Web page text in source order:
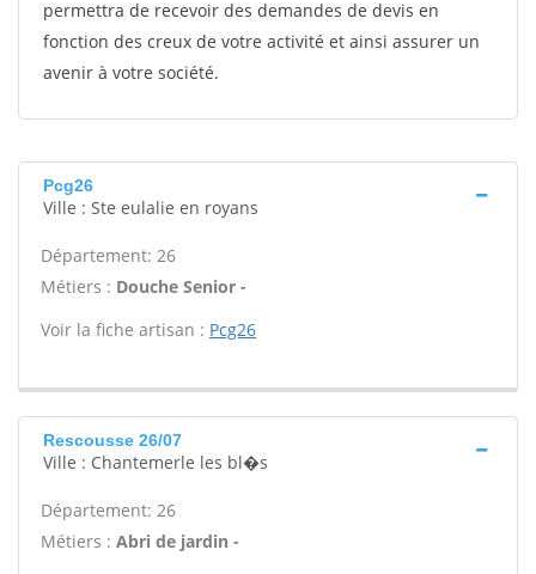
permettra de recevoir des demandes de devis en
fonction des creux de votre activité et ainsi assurer un
avenir à votre société.
Pcg26
Ville : Ste eulalie en royans
Département: 26
Métiers : Douche Senior -
Voir la fiche artisan : Pcg26
Rescousse 26/07
Ville : Chantemerle les bl�s
Département: 26
Métiers : Abri de jardin -